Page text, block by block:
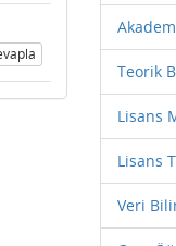
Teorik
Lisans
Lisans
Veri